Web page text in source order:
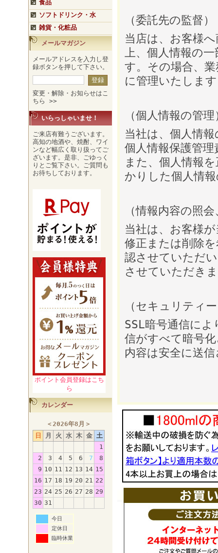
食品
ソフトドリンク・水
雑貨・化粧品
メールマガジン
メールアドレスを入力し登
録ボタンを押して下さい。
変更・解除・お知らせはこ
ちら >>
いらっしゃいませ！
ご来店有難うございます。
高知の地酒や、焼酎、ワイ
ンなど幅広く取り扱ってご
ざいます。是非、ごゆっく
りとご覧下さい。ご質問も
お待ちしております。
ポイント会員登録はこち
ら
カレンダー
＜2026年8月 ＞
日
月 火 水 木 金 土
1
2
3 4 5 6 7
8
9 10 11 12 13 14 15
16 17 18 19 20 21 22
23 24 25 26 27 28 29
30 31
今日
定休日
臨時休業
（委託先の監督）
当店は、お客様
上、個人情報の
す。その場合、
に管理いたしま
（個人情報の管理
当社は、個人情
個人情報保護管
また、個人情報
かりした個人情
（情報内容の照
当社は、お客様
修正または削除
認させていただ
させていただき
（セキュリティ
SSL暗号通信に
信がすべて暗号
内容は安全に送